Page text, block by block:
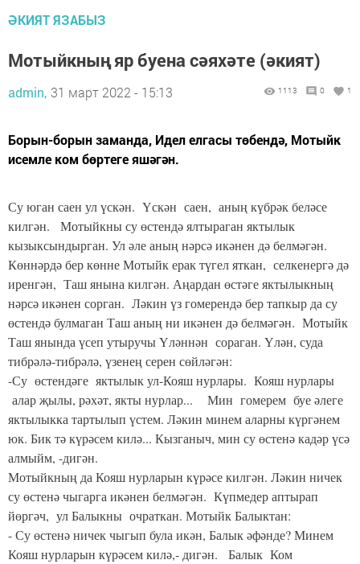
ӘКИЯТ ЯЗАБЫЗ
Мотыйкның яр буена сәяхәте (әкият)
admin, 31 март 2022 - 15:13 1113 0 1
Борын-борын заманда, Идел елгасы төбендә, Мотыйк
исемле ком бөртеге яшәгән.
Су юган саен ул үскән. Үскән саен, аның күбрәк беләсе
килгән. Мотыйкны су өстендә ялтыраган яктылык
кызыксындырган. Ул әле аның нәрсә икәнен дә белмәгән.
Көннәрдә бер көнне Мотыйк ерак түгел яткан, селкенергә дә
иренгән, Таш янына килгән. Аңардан өстәге яктылыкның
нәрсә икәнен сорган. Ләкин үз гомерендә бер тапкыр да су
өстендә булмаган Таш аның ни икәнен дә белмәгән. Мотыйк
Таш янында үсеп утыручы Үләннән сораган. Үлән, суда
тибрәлә-тибрәлә, үзенең серен сөйләгән:
-Су өстендәге яктылык ул-Кояш нурлары. Кояш нурлары
алар җылы, рәхәт, якты нурлар... Мин гомерем буе әлеге
яктылыкка тартылып үстем. Ләкин минем аларны күргәнем
юк. Бик тә күрәсем килә... Кызганыч, мин су өстенә кадәр үсә
алмыйм, -дигән.
Мотыйкның да Кояш нурларын күрәсе килгән. Ләкин ничек
су өстенә чыгарга икәнен белмәгән. Күпмедер аптырап
йөргәч, ул Балыкны очраткан. Мотыйк Балыктан:
- Су өстенә ничек чыгып була икән, Балык әфәнде? Минем
Кояш нурларын күрәсем килә,- дигән. Балык Ком